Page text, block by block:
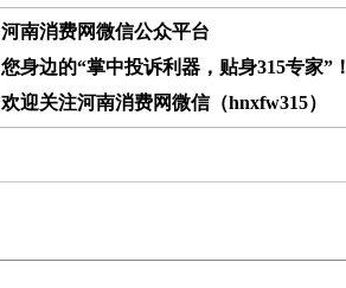
河南消费网微信公众平台
您身边的“掌中投诉利器，贴身315专家”！
欢迎关注河南消费网微信（hnxfw315）